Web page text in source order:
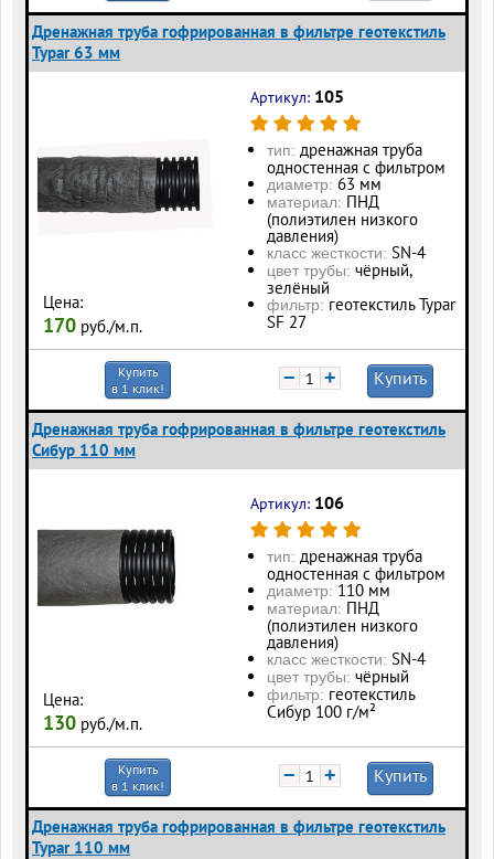
Дренажная труба гофрированная в фильтре геотекстиль
Typar 63 мм
Цена:
170 руб./м.п.
Артикул: 105
тип: дренажная труба
одностенная с фильтром
диаметр: 63 мм
материал: ПНД
(полиэтилен низкого
давления)
класс жесткости: SN-4
цвет трубы: чёрный,
зелёный
фильтр: геотекстиль Typar
SF 27
Купить
в 1 клик!
− + Купить
Дренажная труба гофрированная в фильтре геотекстиль
Сибур 110 мм
Цена:
130 руб./м.п.
Артикул: 106
тип: дренажная труба
одностенная с фильтром
диаметр: 110 мм
материал: ПНД
(полиэтилен низкого
давления)
класс жесткости: SN-4
цвет трубы: чёрный
фильтр: геотекстиль
Сибур 100 г/м²
Купить
в 1 клик!
− + Купить
Дренажная труба гофрированная в фильтре геотекстиль
Typar 110 мм